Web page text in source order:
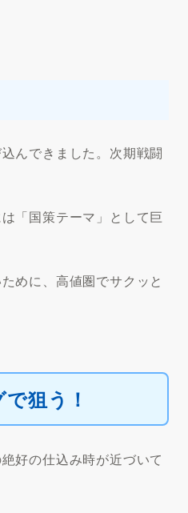
んできました。次期戦闘
「国策テーマ」として巨
めに、高値圏でサクッと
狙う！
好の仕込み時が近づいて